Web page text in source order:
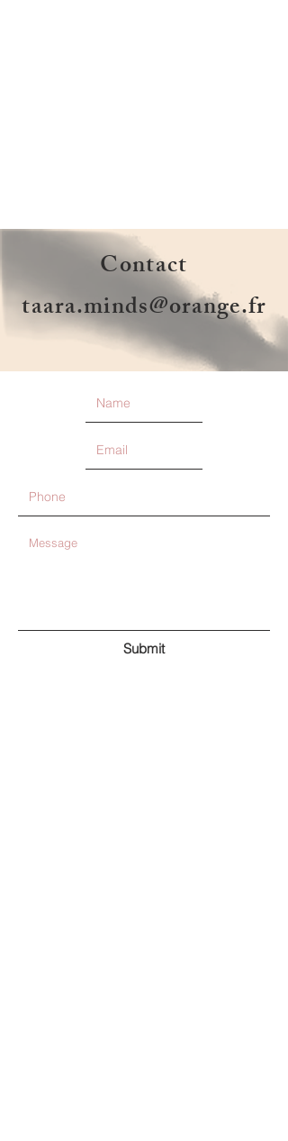
Contact
taara.minds@orange.fr
Submit